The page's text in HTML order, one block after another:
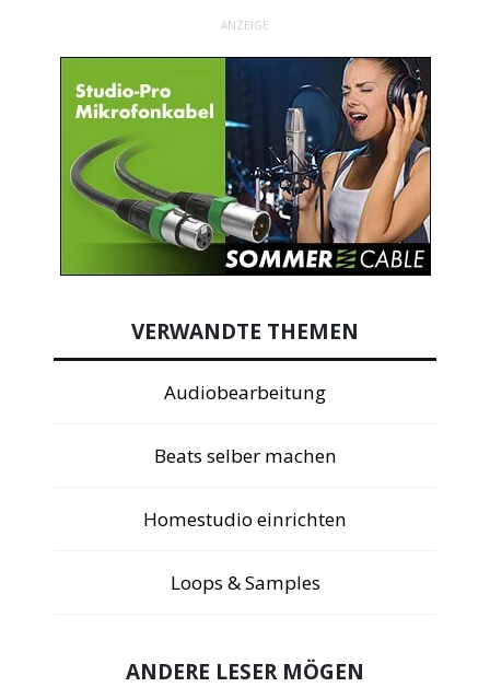
ANZEIGE
VERWANDTE THEMEN
Audiobearbeitung
Beats selber machen
Homestudio einrichten
Loops & Samples
ANDERE LESER MÖGEN